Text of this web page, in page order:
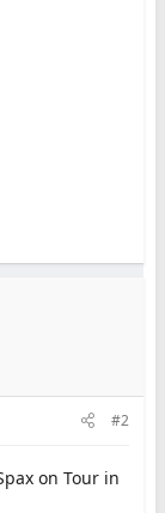
#2
on Tour in